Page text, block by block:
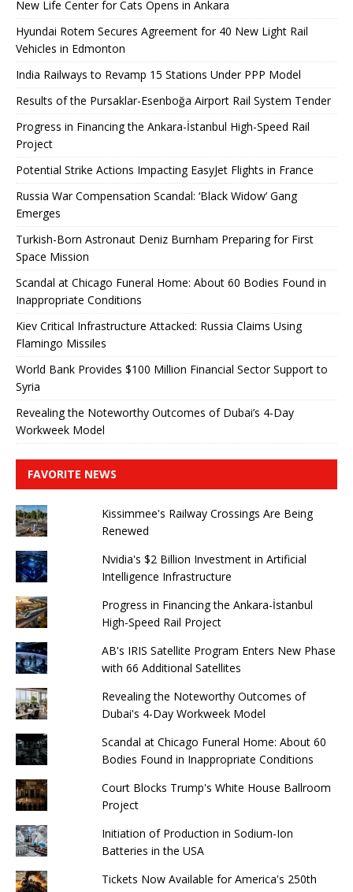
New Life Center for Cats Opens in Ankara
Hyundai Rotem Secures Agreement for 40 New Light Rail
Vehicles in Edmonton
India Railways to Revamp 15 Stations Under PPP Model
Results of the Pursaklar-Esenboğa Airport Rail System Tender
Progress in Financing the Ankara-İstanbul High-Speed ​​Rail
Project
Potential Strike Actions Impacting EasyJet Flights in France
Russia War Compensation Scandal: ‘Black Widow’ Gang
Emerges
Turkish-Born Astronaut Deniz Burnham Preparing for First
Space Mission
Scandal at Chicago Funeral Home: About 60 Bodies Found in
Inappropriate Conditions
Kiev Critical Infrastructure Attacked: Russia Claims Using
Flamingo Missiles
World Bank Provides $100 Million Financial Sector Support to
Syria
Revealing the Noteworthy Outcomes of Dubai’s 4-Day
Workweek Model
FAVORITE NEWS
Kissimmee's Railway Crossings Are Being
Renewed
Nvidia's $2 Billion Investment in Artificial
Intelligence Infrastructure
Progress in Financing the Ankara-İstanbul
High-Speed ​​Rail Project
AB's IRIS Satellite Program Enters New Phase
with 66 Additional Satellites
Revealing the Noteworthy Outcomes of
Dubai's 4-Day Workweek Model
Scandal at Chicago Funeral Home: About 60
Bodies Found in Inappropriate Conditions
Court Blocks Trump's White House Ballroom
Project
Initiation of Production in Sodium-Ion
Batteries in the USA
Tickets Now Available for America's 250th